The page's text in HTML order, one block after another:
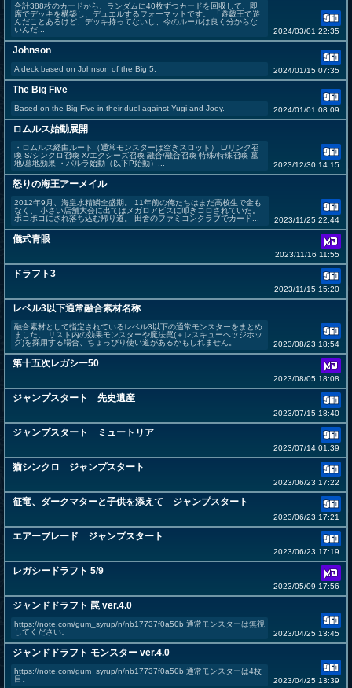
合計388枚のカードから、ランダムに40枚ずつカードを回収して、即
席でデッキを構築し、デュエルするフォーマットです。 「遊戯王で遊
んだことあるけど、デッキ持ってないし、今のルールは良く分からな
いんだ...
2024/03/01 22:35
Johnson
A deck based on Johnson of the Big 5. 2024/01/15 07:35
The Big Five
Based on the Big Five in their duel against Yugi and Joey. 2024/01/01 08:09
ロムルス始動展開
・ロムルス経由ルート（通常モンスターは空きスロット） L/リンク召
喚 S/シンクロ召喚 X/エクシーズ召喚 融合/融合召喚 特殊/特殊召喚 墓
地/墓地効果 ・パルラ始動（以下P始動）...
2023/12/30 14:15
怒りの海王アーメイル
2012年9月、海皇水精鱗全盛期。 11年前の俺たちはまだ高校生で金も
なく、 小さい店舗大会に出てはメガロアビスに叩きコロされていた。
ボコボコにされ落ち込む帰り道。 田舎のファミコンクラブでカード...
2023/11/25 22:44
儀式青眼
2023/11/16 11:55
ドラフト3
2023/11/15 15:20
レベル3以下通常融合素材名称
融合素材として指定されているレベル3以下の通常モンスターをまとめ
ました。 リスト内の効果モンスターや魔法罠(＋レスキューヘッジホッ
グ)を採用する場合、ちょっぴり使い道があるかもしれません。
2023/08/23 18:54
第十五次レガシー50
2023/08/05 18:08
ジャンプスタート 先史遺産
2023/07/15 18:40
ジャンプスタート ミュートリア
2023/07/14 01:39
猫シンクロ ジャンプスタート
2023/06/23 17:22
征竜、ダークマターと子供を添えて ジャンプスタート
2023/06/23 17:21
エアーブレード ジャンプスタート
2023/06/23 17:19
レガシードラフト 5/9
2023/05/09 17:56
ジャンドドラフト 罠 ver.4.0
https://note.com/gum_syrup/n/nb17737f0a50b 通常モンスターは無視
してください。
2023/04/25 13:45
ジャンドドラフト モンスター ver.4.0
https://note.com/gum_syrup/n/nb17737f0a50b 通常モンスターは4枚
目。
2023/04/25 13:39